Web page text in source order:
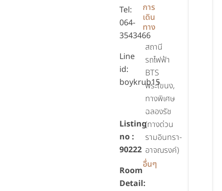
Tel:
064-
3543466
Line
id:
boykrub15
Listing
no :
90222
Room
Detail:
การ
เดิน
ทาง
สถานี
รถไฟฟ้า
BTS
พระโขนง,
ทางพิเศษ
ฉลองรัช
(ทางด่วน
รามอินทรา-
อาจณรงค์)
อื่นๆ